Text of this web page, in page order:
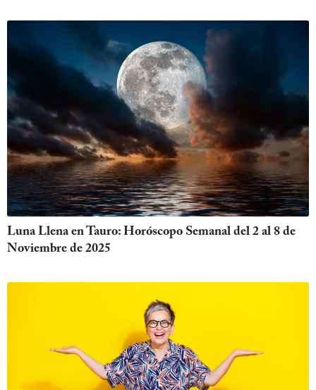
Luna Llena en Tauro: Horóscopo Semanal del 2 al 8 de
Noviembre de 2025